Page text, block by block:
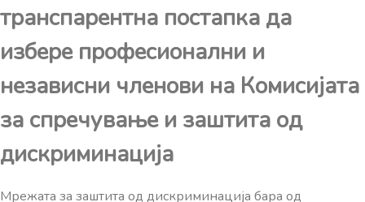
транспарентна постапка да
избере професионални и
независни членови на Комисијата
за спречување и заштита од
дискриминација
Мрежата за заштита од дискриминација бара од